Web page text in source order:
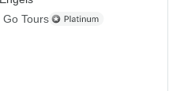
Tours